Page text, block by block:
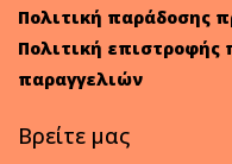
Πολιτική παράδοσης
Πολιτική επιστροφής
παραγγελιών
Βρείτε μας